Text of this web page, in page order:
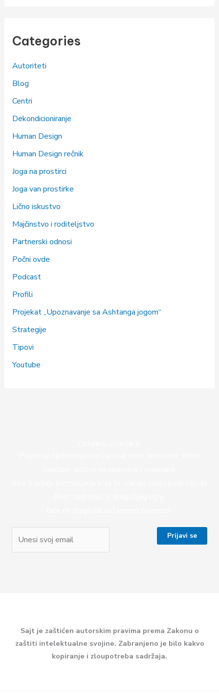
Categories
Autoriteti
Blog
Centri
Dekondicioniranje
Human Design
Human Design rečnik
Joga na prostirci
Joga van prostirke
Lično iskustvo
Majčinstvo i roditeljstvo
Partnerski odnosi
Počni ovde
Podcast
Profili
Projekat „Upoznavanje sa Ashtanga jogom“
Strategije
Tipovi
Youtube
Sajt je zaštićen autorskim pravima prema Zakonu o
zaštiti intelektualne svojine. Zabranjeno je bilo kakvo
kopiranje i zloupotreba sadržaja.